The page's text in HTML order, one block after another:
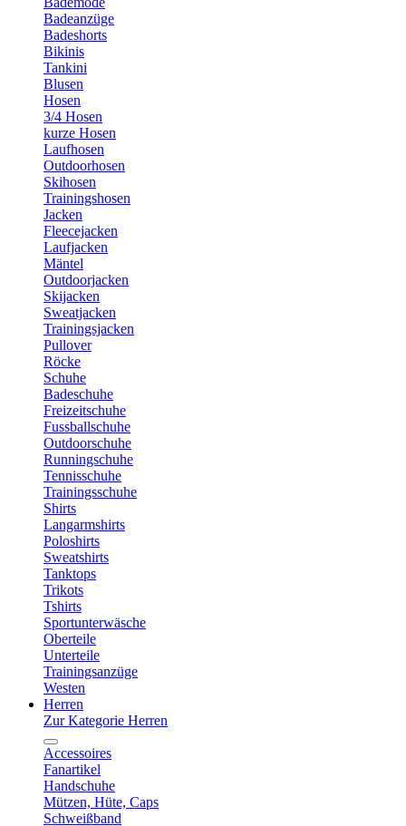
Badeanzüge
Badeshorts
Bikinis
Tankini
Blusen
Hosen
3/4 Hosen
kurze Hosen
Laufhosen
Outdoorhosen
Skihosen
Trainingshosen
Jacken
Fleecejacken
Laufjacken
Mäntel
Outdoorjacken
Skijacken
Sweatjacken
Trainingsjacken
Pullover
Röcke
Schuhe
Badeschuhe
Freizeitschuhe
Fussballschuhe
Outdoorschuhe
Runningschuhe
Tennisschuhe
Trainingsschuhe
Shirts
Langarmshirts
Poloshirts
Sweatshirts
Tanktops
Trikots
Tshirts
Sportunterwäsche
Oberteile
Unterteile
Trainingsanzüge
Westen
Herren
Zur Kategorie Herren
Accessoires
Fanartikel
Handschuhe
Mützen, Hüte, Caps
Schweißband